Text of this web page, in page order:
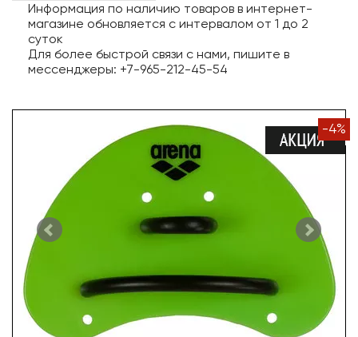
Информация по наличию товаров в интернет-
магазине обновляется с интервалом от 1 до 2
суток
Для более быстрой связи с нами, пишите в
мессенджеры: +7-965-212-45-54
-4%